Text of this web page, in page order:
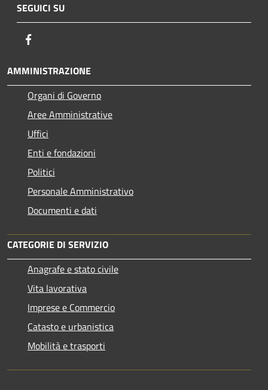
SEGUICI SU
AMMINISTRAZIONE
Organi di Governo
Aree Amministrative
Uffici
Enti e fondazioni
Politici
Personale Amministrativo
Documenti e dati
CATEGORIE DI SERVIZIO
Anagrafe e stato civile
Vita lavorativa
Imprese e Commercio
Catasto e urbanistica
Mobilità e trasporti